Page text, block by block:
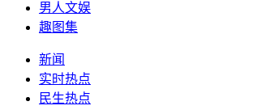
男人文娱
趣图集
新闻
实时热点
民生热点